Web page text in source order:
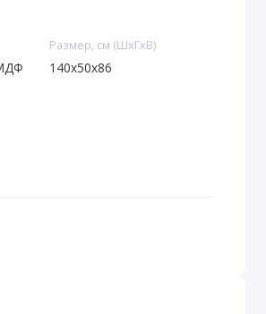
Размер, см (ШхГхВ)
140х50х86